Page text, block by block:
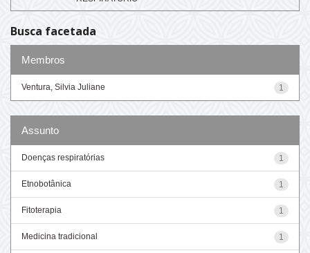
Busca facetada
Membros
1
Ventura, Silvia Juliane
Assunto
1
Doenças respiratórias
1
Etnobotânica
1
Fitoterapia
1
Medicina tradicional